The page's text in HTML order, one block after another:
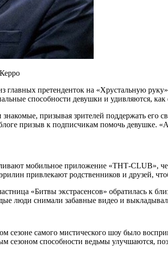
претенденток на «Хрустальную
способности девушки и удивляются, как
знакомые, призывая зрителей поддержать
призыв к подписчикам помочь девушке.
мобильное приложение «ТНТ-CLUB»,
привлекают родственников и друзей,
«Битвы экстрасенсов» обратилась к
люди снимали забавные видео и
самого мистического шоу было
сезоном способности ведьмы улучшаются,